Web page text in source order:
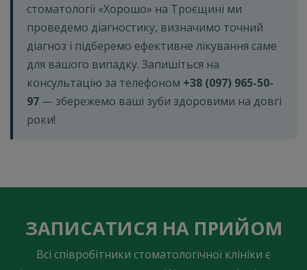
стоматології «Хорошо» на Троєщині ми
проведемо діагностику, визначимо точний
діагноз і підберемо ефективне лікування саме
для вашого випадку. Запишіться на
консультацію за телефоном +38 (097) 965-50-
97 — збережемо ваші зуби здоровими на довгі
роки!
ЗАПИСАТИСЯ НА ПРИЙОМ
Всі співробітники стоматологічної клініки є